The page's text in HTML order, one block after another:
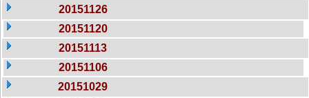
20151126
20151120
20151113
20151106
20151029